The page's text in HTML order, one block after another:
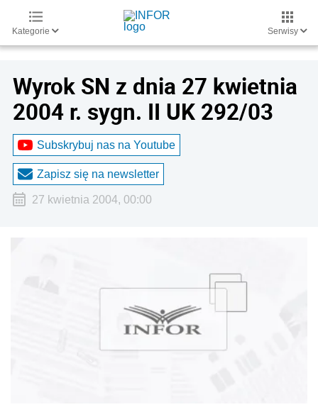
Kategorie Serwisy
Wyrok SN z dnia 27 kwietnia
2004 r. sygn. II UK 292/03
Subskrybuj nas na Youtube
Zapisz się na newsletter
27 kwietnia 2004, 00:00